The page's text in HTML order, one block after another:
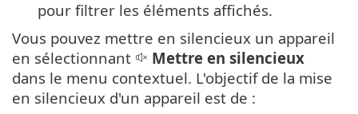
pour filtrer les éléments affichés.
Vous pouvez mettre en silencieux un appareil
en sélectionnant
Mettre en silencieux
dans le menu contextuel. L'objectif de la mise
en silencieux d'un appareil est de :